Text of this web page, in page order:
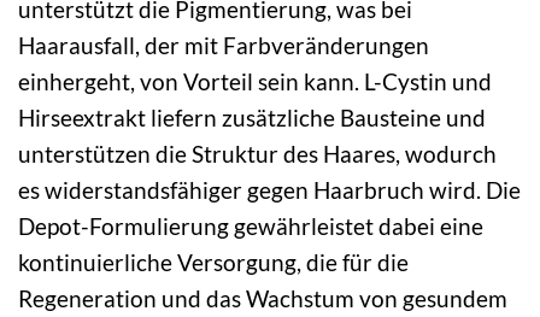
unterstützt die Pigmentierung, was bei
Haarausfall, der mit Farbveränderungen
einhergeht, von Vorteil sein kann. L-Cystin und
Hirseextrakt liefern zusätzliche Bausteine und
unterstützen die Struktur des Haares, wodurch
es widerstandsfähiger gegen Haarbruch wird. Die
Depot-Formulierung gewährleistet dabei eine
kontinuierliche Versorgung, die für die
Regeneration und das Wachstum von gesundem